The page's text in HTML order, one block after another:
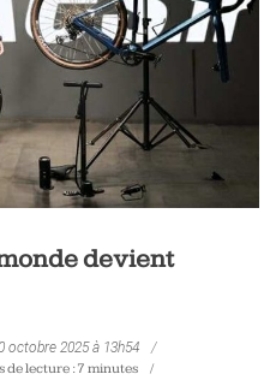
devient
octobre 2025 à 13h54
de lecture : 7 minutes